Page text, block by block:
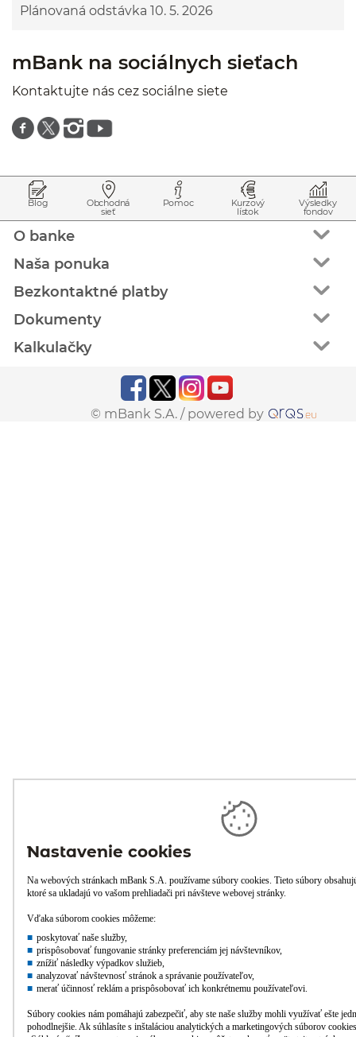
Plánovaná odstávka 10. 5. 2026
mBank na sociálnych sieťach
Kontaktujte nás cez sociálne siete
Znajdź nas na facebooku
Znajdź nas na twitterze
Znajdź nas na instagramie
Znajdź nas na youtube
Blog Obchodná
sieť
Pomoc Kurzový
lístok
Výsledky
fondov
O banke
Naša ponuka
Bezkontaktné platby
Dokumenty
Kalkulačky
© mBank S.A. / powered by